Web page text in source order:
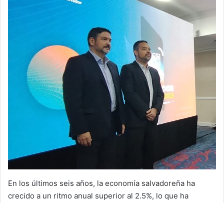
En los últimos seis años, la economía salvadoreña ha
crecido a un ritmo anual superior al 2.5%, lo que ha